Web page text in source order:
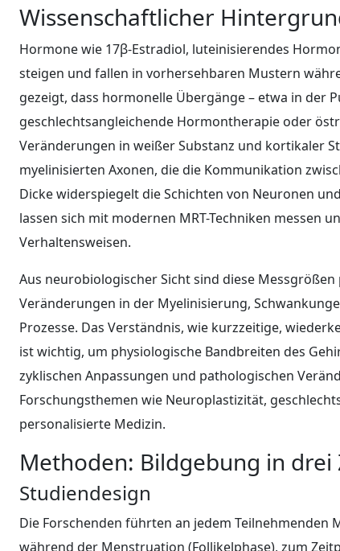
Wissenschaftlicher
Hormone wie 17β-Estradiol, luteinisierendes
steigen und fallen in vorhersehbaren Mustern
gezeigt, dass hormonelle Übergänge – etwa in der
geschlechtsangleichende Hormontherapie oder
Veränderungen in weißer Substanz und kortikaler
myelinisierten Axonen, die die Kommunikation
Dicke widerspiegelt die Schichten von Neuronen
lassen sich mit modernen MRT-Techniken messen
Verhaltensweisen.
Aus neurobiologischer Sicht sind diese
Veränderungen in der Myelinisierung,
Prozesse. Das Verständnis, wie kurzzeitige,
ist wichtig, um physiologische Bandbreiten des
zyklischen Anpassungen und pathologischen
Forschungsthemen wie Neuroplastizität,
personalisierte Medizin.
Methoden: Bildgebung in drei
Studiendesign
Die Forschenden führten an jedem Teilnehmenden
während der Menstruation (Follikelphase), zum